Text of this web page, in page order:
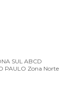
SUL ABCD
PAULO Zona Norte